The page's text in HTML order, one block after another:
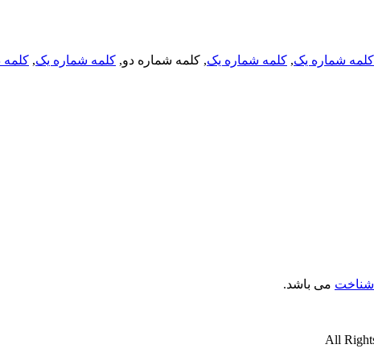
کلمه شماره یک, کلمه شماره یک, کلمه شماره دو, کلمه شماره یک, کلمه
شناخت می باشد.